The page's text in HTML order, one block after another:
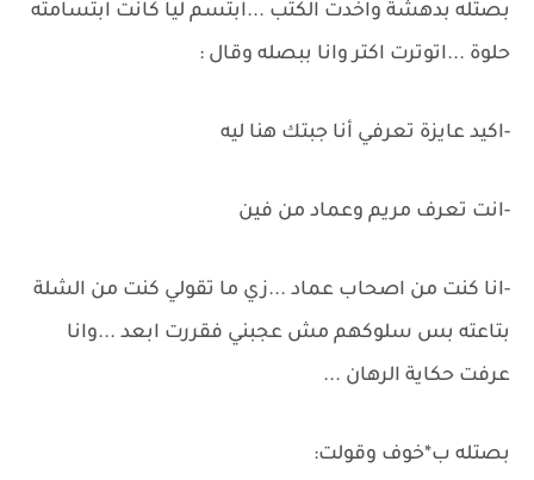
بصتله بدهشة واخدت الكتب ...ابتسم ليا كانت ابتسامته
حلوة ...اتوترت اكتر وانا ببصله وقال :
-اكيد عايزة تعرفي أنا جبتك هنا ليه
-‏انت تعرف مريم وعماد من فين
-‏انا كنت من اصحاب عماد ...زي ما تقولي كنت من الشلة
بتاعته بس سلوكهم مش عجبني فقررت ابعد ...وانا
عرفت حكاية الرهان ...
بصتله ب*خوف وقولت: